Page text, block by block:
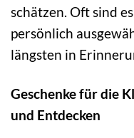
schätzen. Oft sind
persönlich
längsten in
Geschenke für die
und Entdecken